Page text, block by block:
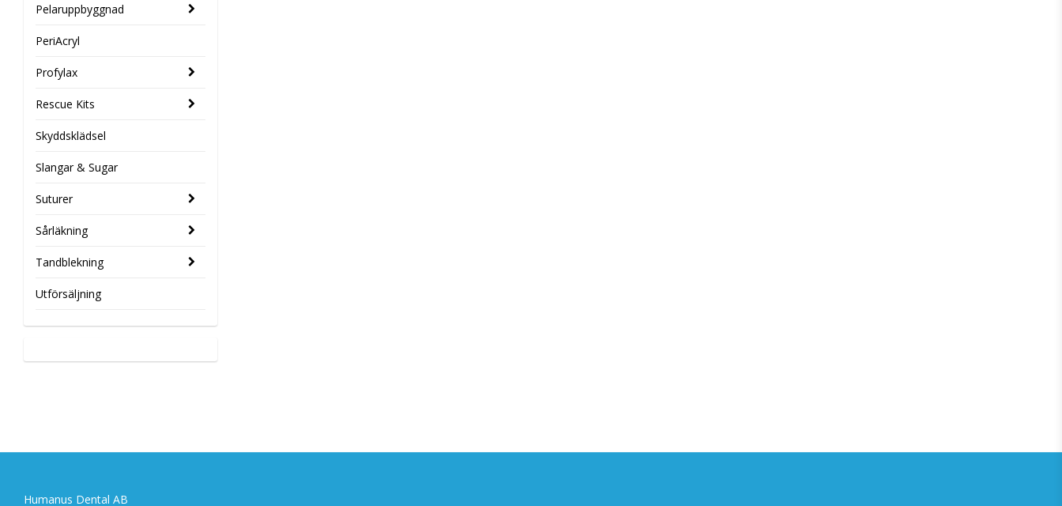
Pelaruppbyggnad
PeriAcryl
Profylax
Rescue Kits
Skyddsklädsel
Slangar & Sugar
Suturer
Sårläkning
Tandblekning
Utförsäljning
Humanus Dental AB